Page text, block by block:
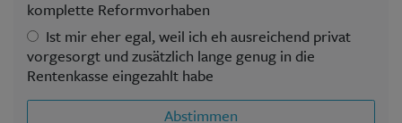
komplette Reformvorhaben
Ist mir eher egal, weil ich eh ausreichend privat
vorgesorgt und zusätzlich lange genug in die
Rentenkasse eingezahlt habe
Abstimmen